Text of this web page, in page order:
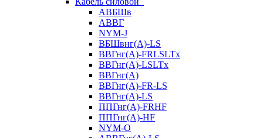
АВБШв
АВВГ
NYM-J
ВБШвнг(А)-LS
ВВГнг(A)-FRLSLTx
ВВГнг(A)-LSLTx
ВВГнг(А)
ВВГнг(А)-FR-LS
ВВГнг(А)-LS
ППГнг(А)-FRHF
ППГнг(А)-HF
NYM-O